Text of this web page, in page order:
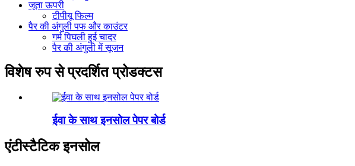
जूता ऊपरी
टीपीयू फिल्म
पैर की अंगुली पफ और काउंटर
गर्म पिघली हुई चादर
पैर की अंगुली में सूजन
विशेष रुप से प्रदर्शित प्रोडक्टस
ईवा के साथ इनसोल पेपर बोर्ड
एंटीस्टैटिक इनसोल